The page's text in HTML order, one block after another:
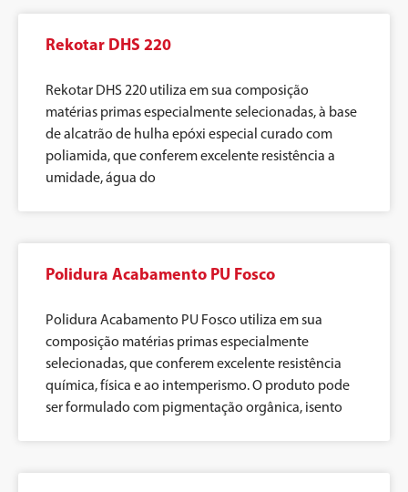
Rekotar DHS 220
Rekotar DHS 220 utiliza em sua composição
matérias primas especialmente selecionadas, à base
de alcatrão de hulha epóxi especial curado com
poliamida, que conferem excelente resistência a
umidade, água do
Polidura Acabamento PU Fosco
Polidura Acabamento PU Fosco utiliza em sua
composição matérias primas especialmente
selecionadas, que conferem excelente resistência
química, física e ao intemperismo. O produto pode
ser formulado com pigmentação orgânica, isento